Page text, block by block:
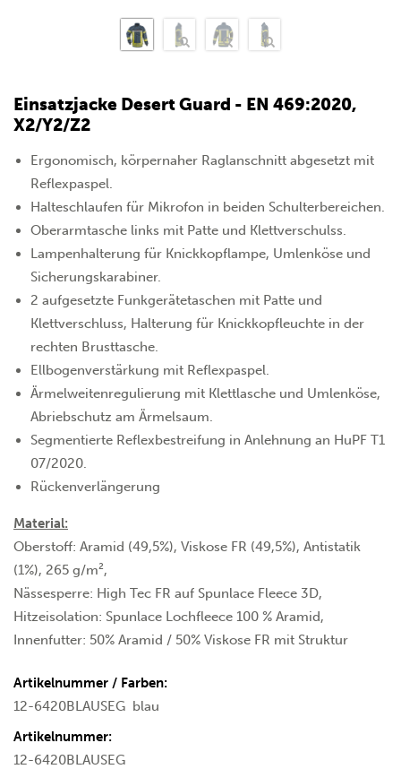
Einsatzjacke Desert Guard - EN 469:2020,
X2/Y2/Z2
Ergonomisch, körpernaher Raglanschnitt abgesetzt mit
Reflexpaspel.
Halteschlaufen für Mikrofon in beiden Schulterbereichen.
Oberarmtasche links mit Patte und Klettverschulss.
Lampenhalterung für Knickkopflampe, Umlenköse und
Sicherungskarabiner.
2 aufgesetzte Funkgerätetaschen mit Patte und
Klettverschluss, Halterung für Knickkopfleuchte in der
rechten Brusttasche.
Ellbogenverstärkung mit Reflexpaspel.
Ärmelweitenregulierung mit Klettlasche und Umlenköse,
Abriebschutz am Ärmelsaum.
Segmentierte Reflexbestreifung in Anlehnung an HuPF T1
07/2020.
Rückenverlängerung
Material:
Oberstoff: Aramid (49,5%), Viskose FR (49,5%), Antistatik
(1%), 265 g/m²,
Nässesperre: High Tec FR auf Spunlace Fleece 3D,
Hitzeisolation: Spunlace Lochfleece 100 % Aramid,
Innenfutter: 50% Aramid / 50% Viskose FR mit Struktur
Artikelnummer / Farben:
12-6420BLAUSEG blau
Artikelnummer:
12-6420BLAUSEG